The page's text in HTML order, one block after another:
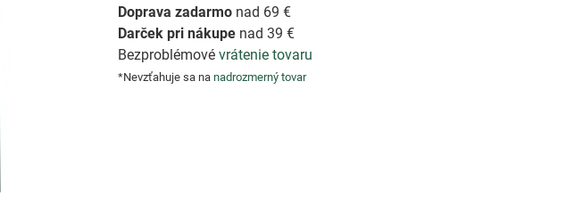
Doprava zadarmo nad 69 €
Darček pri nákupe nad 39 €
Bezproblémovévrátenie tovaru
*Nevzťahuje sa nanadrozmerný tovar